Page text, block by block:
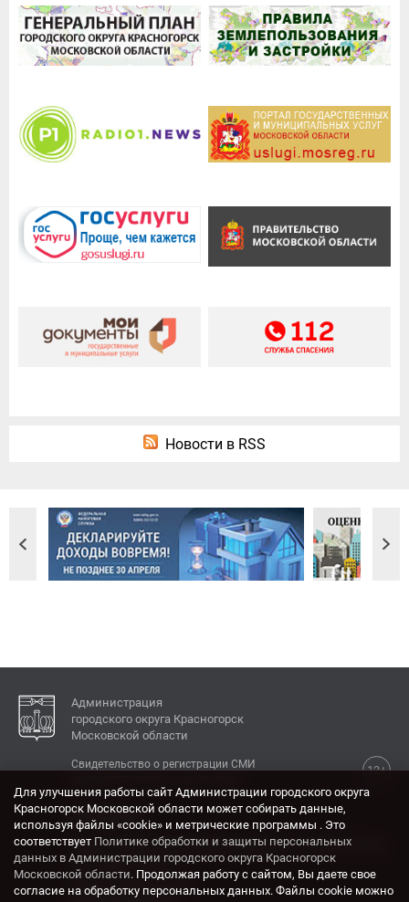
Новости в RSS
Администрация
городского округа Красногорск
Московской области
12+
Свидетельство о регистрации СМИ
КОНТАКТЫ
Адрес: 143404, Московская область, г. Красногорск,
ул. Ленина, дом 4.
Электронная почта:
Для улучшения работы сайт Администрации городского округа
Красногорск Московской области может собирать данные,
используя файлы «cookie» и метрические программы . Это
соответствует Политике обработки и защиты персональных
данных в Администрации городского округа Красногорск
Московской области. Продолжая работу с сайтом, Вы даете свое
согласие на обработку персональных данных. Файлы cookie можно